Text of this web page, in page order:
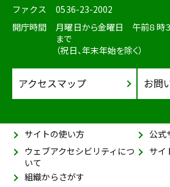
ファクス
0536-23-2002
開庁時間
月曜日から金曜日 午前８時
まで
（祝日、年末年始を除く）
アクセスマップ お問
サイトの使い方
公式
ウェブアクセシビリティにつ
いて
サイ
組織からさがす